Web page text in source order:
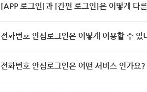
[APP 로그인]과 [간편 로그인]은 어떻게 다
전화번호 안심로그인은 어떻게 이용할 수 있
전화번호 안심로그인은 어떤 서비스 인가요?